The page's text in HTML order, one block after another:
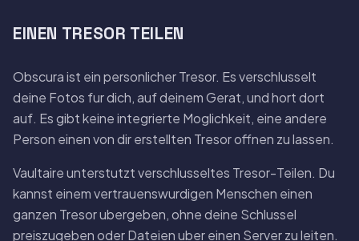
EINEN TRESOR TEILEN
Obscura ist ein personlicher Tresor. Es verschlusselt
deine Fotos fur dich, auf deinem Gerat, und hort dort
auf. Es gibt keine integrierte Moglichkeit, eine andere
Person einen von dir erstellten Tresor offnen zu lassen.
Vaultaire unterstutzt verschlusseltes Tresor-Teilen. Du
kannst einem vertrauenswurdigen Menschen einen
ganzen Tresor ubergeben, ohne deine Schlussel
preiszugeben oder Dateien uber einen Server zu leiten.